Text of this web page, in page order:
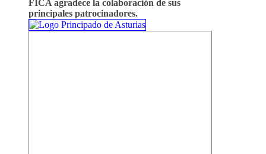
FICA agradece la colaboración de sus
principales patrocinadores.